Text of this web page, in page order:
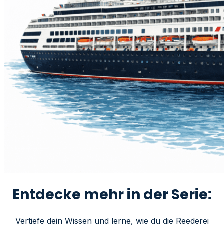
Entdecke mehr in der Serie:
Vertiefe dein Wissen und lerne, wie du die Reederei